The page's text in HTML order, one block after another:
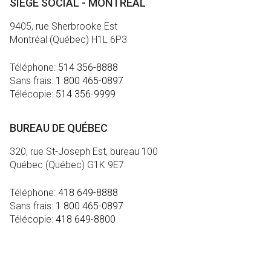
SIÈGE SOCIAL - MONTRÉAL
9405, rue Sherbrooke Est
Montréal (Québec) H1L 6P3
Téléphone: 514 356-8888
Sans frais: 1 800 465-0897
Télécopie: 514 356-9999
BUREAU DE QUÉBEC
320, rue St-Joseph Est, bureau 100
Québec (Québec) G1K 9E7
Téléphone: 418 649-8888
Sans frais: 1 800 465-0897
Télécopie: 418 649-8800